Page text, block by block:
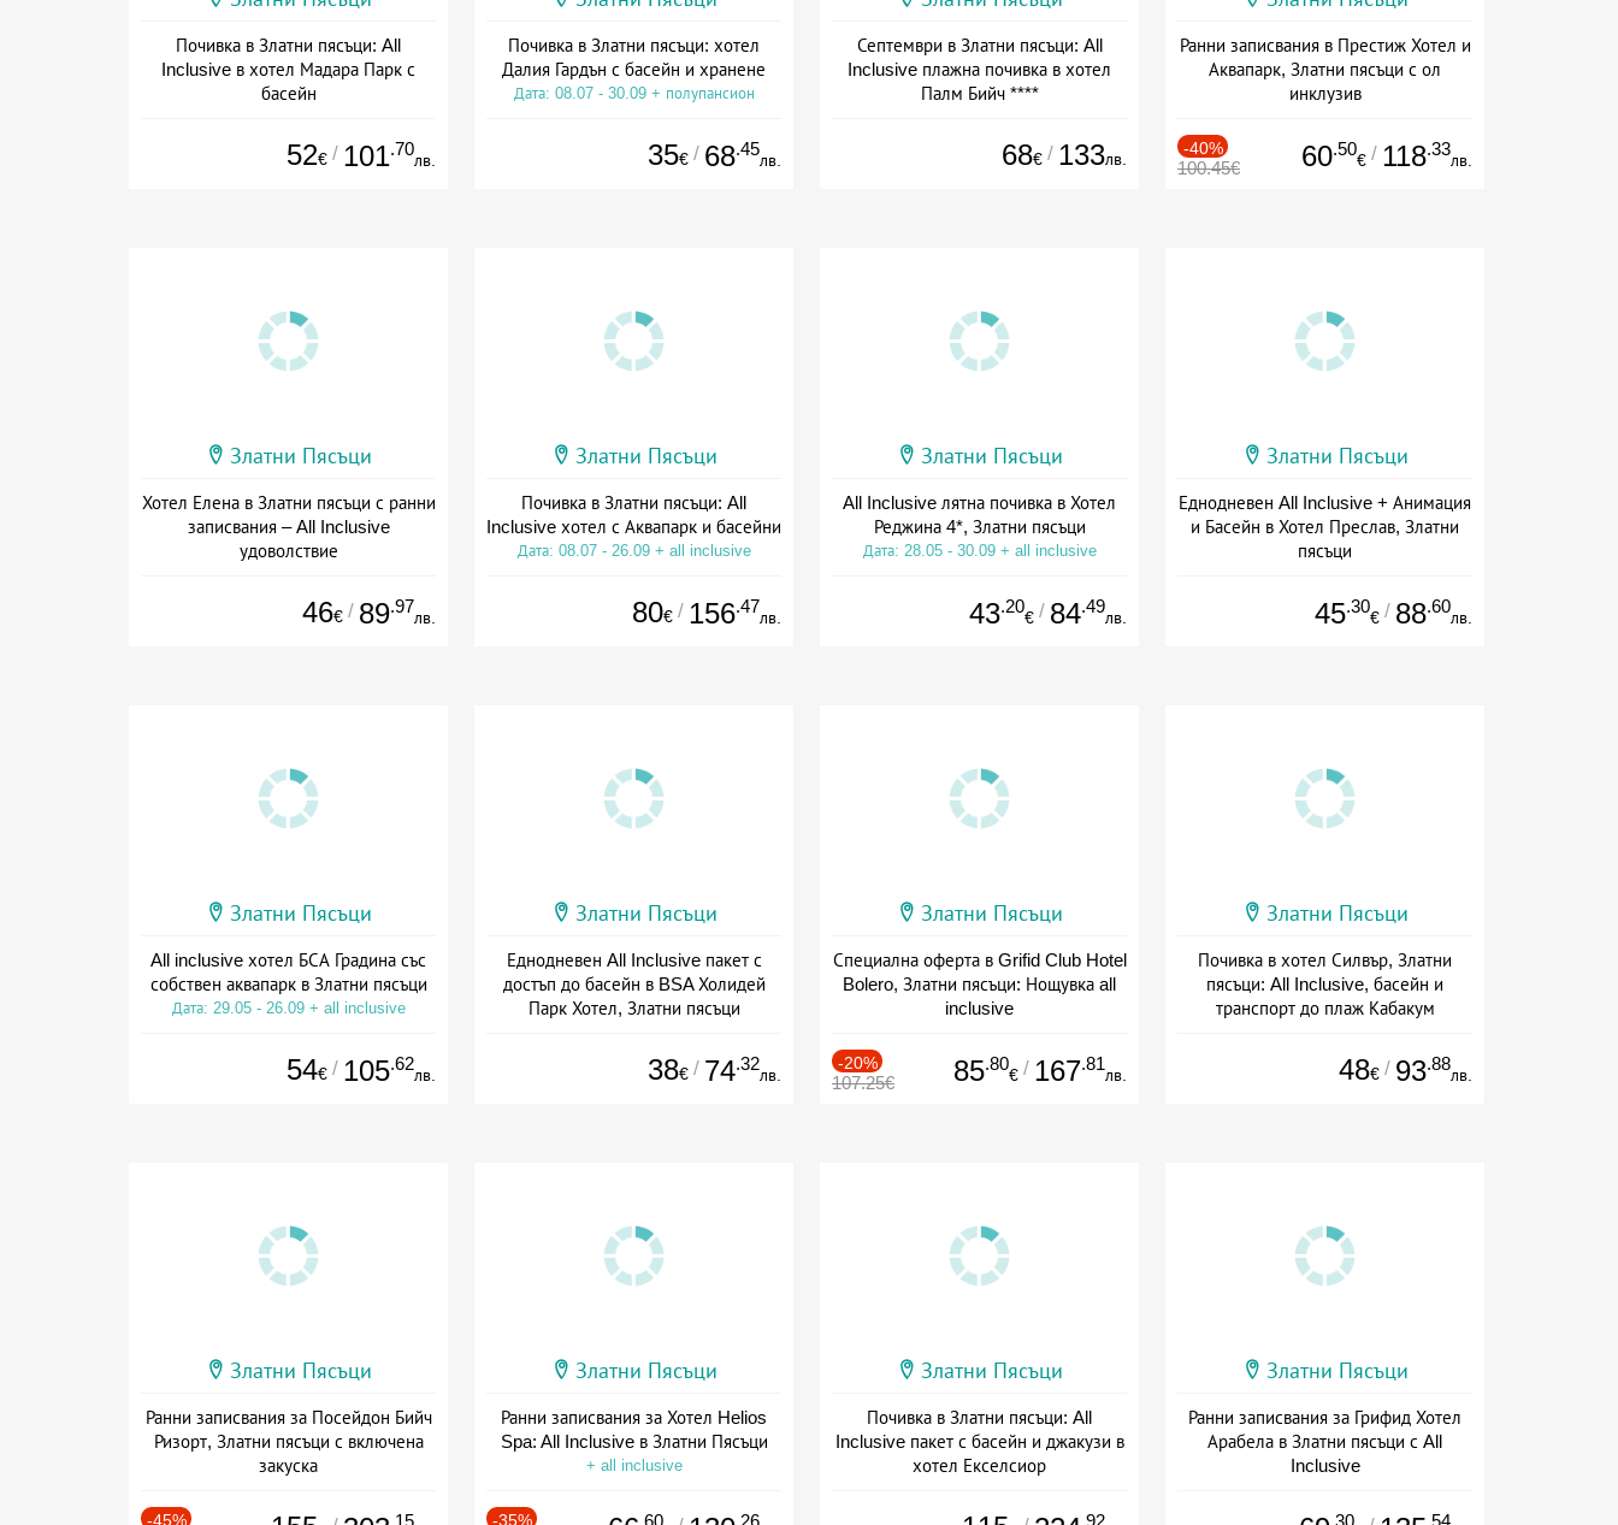
Почивка в Златни пясъци: All
Inclusive в хотел Мадара Парк с
басейн
52€ / 101.70
лв.
Почивка в Златни пясъци: хотел
Далия Гардън с басейн и хранене
Дата: 08.07 - 30.09 + полупансион
35€ / 68.45
лв.
Септември в Златни пясъци: All
Inclusive плажна почивка в хотел
Палм Бийч ****
68€ / 133лв.
Ранни записвания в Престиж Хотел и
Аквапарк, Златни пясъци с ол
инклузив
-40%
100.45€ 60.50
€ / 118.33
лв.
Златни Пясъци
Хотел Елена в Златни пясъци с ранни
записвания – All Inclusive
удоволствие
46€ / 89.97
лв.
Златни Пясъци
Почивка в Златни пясъци: All
Inclusive хотел с Аквапарк и басейни
Дата: 08.07 - 26.09 + all inclusive
80€ / 156.47
лв.
Златни Пясъци
All Inclusive лятна почивка в Хотел
Реджина 4*, Златни пясъци
Дата: 28.05 - 30.09 + all inclusive
43.20
€ / 84.49
лв.
Златни Пясъци
Еднодневен All Inclusive + Анимация
и Басейн в Хотел Преслав, Златни
пясъци
45.30
€ / 88.60
лв.
Златни Пясъци
All inclusive хотел БСА Градина със
собствен аквапарк в Златни пясъци
Дата: 29.05 - 26.09 + all inclusive
54€ / 105.62
лв.
Златни Пясъци
Еднодневен All Inclusive пакет с
достъп до басейн в BSA Холидей
Парк Хотел, Златни пясъци
38€ / 74.32
лв.
Златни Пясъци
Специална оферта в Grifid Club Hotel
Bolero, Златни пясъци: Нощувка all
inclusive
-20%
107.25€ 85.80
€ / 167.81
лв.
Златни Пясъци
Почивка в хотел Силвър, Златни
пясъци: All Inclusive, басейн и
транспорт до плаж Кабакум
48€ / 93.88
лв.
Златни Пясъци
Ранни записвания за Посейдон Бийч
Ризорт, Златни пясъци с включена
закуска
-45% .15
Златни Пясъци
Ранни записвания за Хотел Helios
Spa: All Inclusive в Златни Пясъци
+ all inclusive
-35% .60 .26
Златни Пясъци
Почивка в Златни пясъци: All
Inclusive пакет с басейн и джакузи в
хотел Екселсиор
.92
Златни Пясъци
Ранни записвания за Грифид Хотел
Арабела в Златни пясъци с All
Inclusive
.30 .54